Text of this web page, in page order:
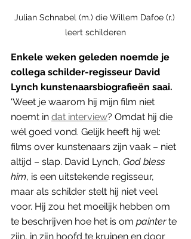
Julian Schnabel (m.) die Willem Dafoe (r.)
leert schilderen
Enkele weken geleden noemde je
collega schilder-regisseur David
Lynch kunstenaarsbiografieën saai.
‘Weet je waarom hij mijn film niet
noemt in dat interview? Omdat hij die
wél goed vond. Gelijk heeft hij wel:
films over kunstenaars zijn vaak – niet
altijd – slap. David Lynch, God bless
him, is een uitstekende regisseur,
maar als schilder stelt hij niet veel
voor. Hij zou het moeilijk hebben om
te beschrijven hoe het is om painter te
zijn, in zijn hoofd te kruipen en door